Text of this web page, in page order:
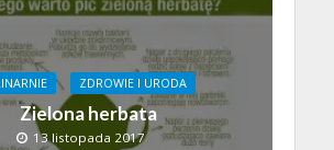
ZDROWIE I URODA
Zielona herbata
13 listopada 2017